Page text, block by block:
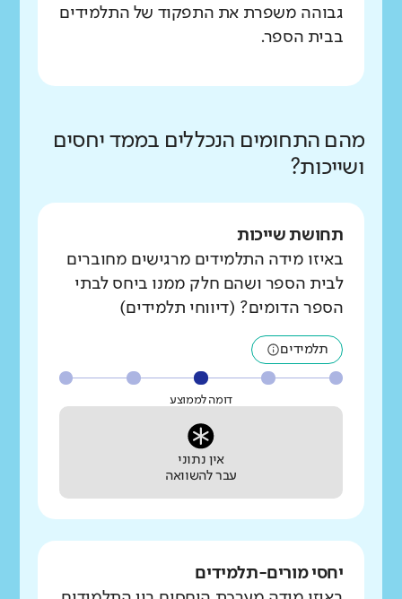
גבוהה משפרת את התפקוד של התלמידים
בבית הספר.
מהם התחומים הנכללים בממד יחסים
ושייכות?
תחושת שייכות
באיזו מידה התלמידים מרגישים מחוברים
לבית הספר ושהם חלק ממנו ביחס לבתי
הספר הדומים? (דיווחי תלמידים)
תלמידים
דומה לממוצע
אין נתוני
עבר להשוואה
יחסי מורים-תלמידים